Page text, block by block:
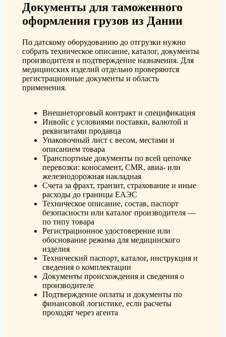
Документы для таможенного
оформления грузов из Дании
По датскому оборудованию до отгрузки нужно
собрать техническое описание, каталог, документы
производителя и подтверждение назначения. Для
медицинских изделий отдельно проверяются
регистрационные документы и область
применения.
Внешнеторговый контракт и спецификация
Инвойс с условиями поставки, валютой и
реквизитами продавца
Упаковочный лист с весом, местами и
описанием товара
Транспортные документы по всей цепочке
перевозки: коносамент, CMR, авиа- или
железнодорожная накладная
Счета за фрахт, транзит, страхование и иные
расходы до границы ЕАЭС
Техническое описание, состав, паспорт
безопасности или каталог производителя —
по типу товара
Регистрационное удостоверение или
обоснование режима для медицинского
изделия
Технический паспорт, каталог, инструкция и
сведения о комплектации
Документы происхождения и сведения о
производителе
Подтверждение оплаты и документы по
финансовой логистике, если расчеты
проходят через агента